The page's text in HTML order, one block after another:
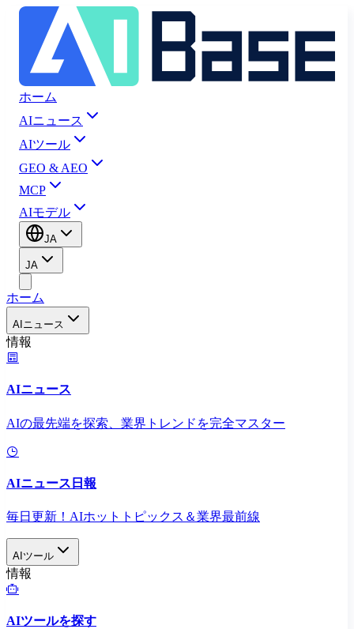
ホーム
AIニュース
AIツール
GEO & AEO
MCP
AIモデル
JA
JA
ホーム
AIニュース
情報
AIニュース
AIの最先端を探索、業界トレンドを完全マスター
AIニュース日報
毎日更新！AIホットトピックス＆業界最前線
AIツール
情報
AIツールを探す